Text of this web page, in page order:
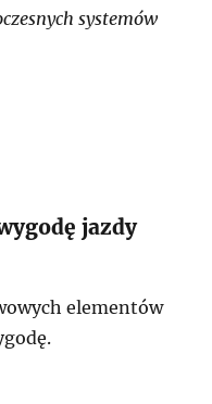
systemów
jazdy
elementów